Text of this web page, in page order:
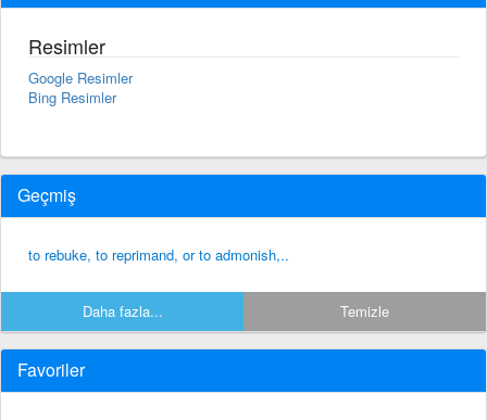
Resimler
Google Resimler
Bing Resimler
Geçmiş
to rebuke, to reprimand, or to admonish,..
Daha fazla... Temizle
Favoriler